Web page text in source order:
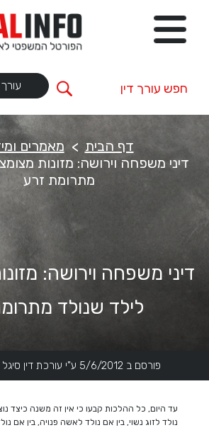
עורך
דף הבית
מאמרים
דיני משפחה וירושה: מזונות
מתרומת זרע
דיני משפחה וירושה:
לילד שנולד
פורסם ב 5/6/2012 ע"י עורכת דין סיגל מוסקוביץ-בכר
עד היום, כל ההלכות קבעו כי אין זה משנה כיצד
נולד לזוג נשוי, בין אם נולד לאשה פנויה, בין אם